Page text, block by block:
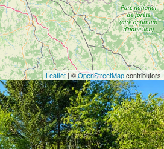
Leaflet| ©OpenStreetMapcontributors